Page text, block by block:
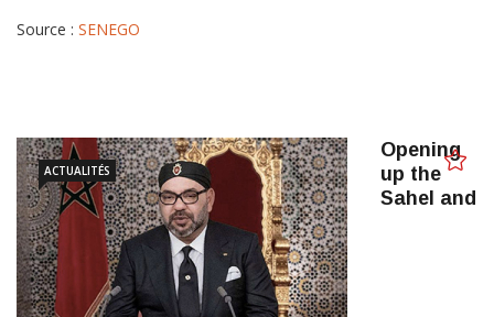
Source : SENEGO
ACTUALITÉS
Opening
up the
Sahel and